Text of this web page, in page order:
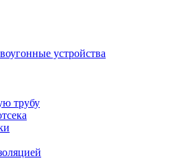
устройства
трубу